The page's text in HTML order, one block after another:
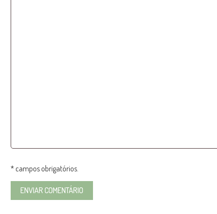
* campos obrigatórios.